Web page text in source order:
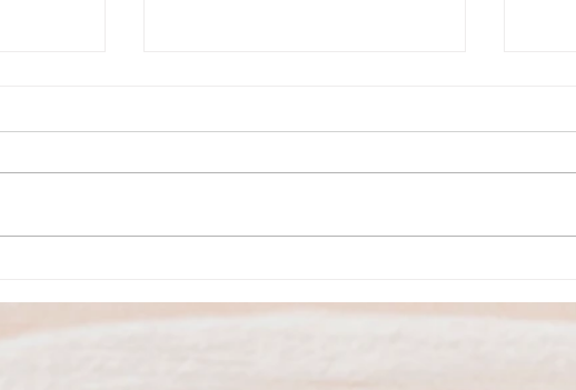
variadas
dos